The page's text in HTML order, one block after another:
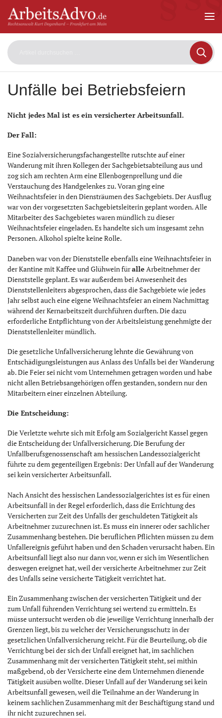
Kurt
Main
Unfälle bei Betriebsfeiern
Nicht jedes Mal ist es ein versicherter Arbeitsunfall.
Der Fall:
Eine Sozialversicherungsfachangestellte rutschte auf einer
Wanderung mit ihren Kollegen der Sachgebietsabteilung aus und
zog sich am rechten Arm eine Ellenbogenprellung und die
Verstauchung des Handgelenkes zu. Voran ging eine
Weihnachtsfeier in den Diensträumen des Sachgebiets. Der Ausflug
war von der vorgesetzten Sachgebietsleiterin geplant worden. Alle
Mitarbeiter des Sachgebietes waren mündlich zu dieser
Weihnachtsfeier eingeladen. Es handelte sich um insgesamt zehn
Personen. Alkohol spielte keine Rolle.
Daneben war von der Dienststelle ebenfalls eine Weihnachtsfeier in
der Kantine mit Kaffee und Glühwein füralle Arbeitnehmer der
Dienststelle geplant. Es war außerdem bei Anwesenheit des
Dienststellenleiters abgesprochen, dass die Sachgebiete wie jedes
Jahr selbst auch eine eigene Weihnachtsfeier an einem Nachmittag
während der Kernarbeitszeit durchführen durften. Die dazu
erforderliche Entpflichtung von der Arbeitsleistung genehmigte der
Dienststellenleiter mündlich.
Die gesetzliche Unfallversicherung lehnte die Gewährung von
Entschädigungsleistungen aus Anlass des Unfalls bei der Wanderung
ab. Die Feier sei nicht vom Unternehmen getragen worden und habe
nicht allen Betriebsangehörigen offen gestanden, sondern nur den
Mitarbeitern einer einzelnen Abteilung.
Die Entscheidung:
Die Verletzte wehrte sich mit Erfolg am Sozialgericht Kassel gegen
die Entscheidung der Unfallversicherung. Die Berufung der
Unfallberufsgenossenschaft am hessischen Landessozialgericht
führte zu dem gegenteiligen Ergebnis: Der Unfall auf der Wanderung
sei kein versicherter Arbeitsunfall.
Nach Ansicht des hessischen Landessozialgerichtes ist es für einen
Arbeitsunfall in der Regel erforderlich, dass die Errichtung des
Versicherten zur Zeit des Unfalls der geschuldeten Tätigkeit als
Arbeitnehmer zuzurechnen ist. Es muss ein innerer oder sachlicher
Zusammenhang bestehen. Die beruflichen Pflichten müssen zu dem
Unfallereignis geführt haben und den Schaden verursacht haben. Ein
Arbeitsunfall liegt also nur dann vor, wenn er sich im Wesentlichen
deswegen ereignet hat, weil der versicherte Arbeitnehmer zur Zeit
des Unfalls seine versicherte Tätigkeit verrichtet hat.
Ein Zusammenhang zwischen der versicherten Tätigkeit und der
zum Unfall führenden Verrichtung sei wertend zu ermitteln. Es
müsse untersucht werden ob die jeweilige Verrichtung innerhalb der
Grenzen liegt, bis zu welcher der Versicherungsschutz in der
gesetzlichen Unfallversicherung reicht. Für die Beurteilung, ob die
Verrichtung bei der sich der Unfall ereignet hat, im sachlichen
Zusammenhang mit der versicherten Tätigkeit steht, sei mithin
maßgebend, ob der Versicherte eine dem Unternehmen dienende
Tätigkeit ausüben wollte. Dieser Unfall auf der Wanderung sei kein
Arbeitsunfall gewesen, weil die Teilnahme an der Wanderung in
keinem sachlichen Zusammenhang mit der Beschäftigung stand und
ihr nicht zuzurechnen sei.